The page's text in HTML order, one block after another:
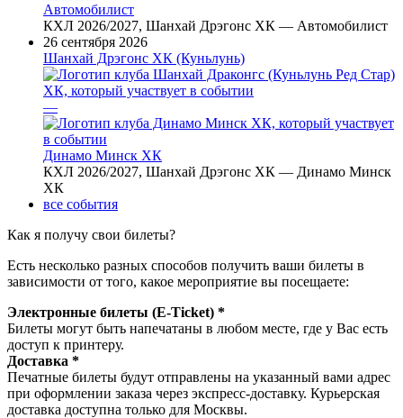
Автомобилист
КХЛ 2026/2027, Шанхай Дрэгонс ХК — Автомобилист
26 сентября 2026
Шанхай Дрэгонс ХК (Куньлунь)
—
Динамо Минск ХК
КХЛ 2026/2027, Шанхай Дрэгонс ХК — Динамо Минск
ХК
все события
Как я получу свои билеты?
Есть несколько разных способов получить ваши билеты в
зависимости от того, какое мероприятие вы посещаете:
Электронные билеты (E-Ticket) *
Билеты могут быть напечатаны в любом месте, где у Вас есть
доступ к принтеру.
Доставка *
Печатные билеты будут отправлены на указанный вами адрес
при оформлении заказа через экспресс-доставку. Курьерская
доставка доступна только для Москвы.